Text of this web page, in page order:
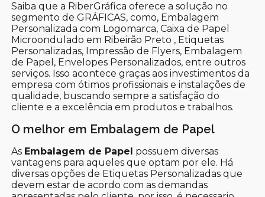
Saiba que a RiberGráfica oferece a solução no
segmento de GRÁFICAS, como, Embalagem
Personalizada com Logomarca, Caixa de Papel
Microondulado em Ribeirão Preto , Etiquetas
Personalizadas, Impressão de Flyers, Embalagem
de Papel, Envelopes Personalizados, entre outros
serviços. Isso acontece graças aos investimentos da
empresa com ótimos profissionais e instalações de
qualidade, buscando sempre a satisfação do
cliente e a excelência em produtos e trabalhos.
O melhor em Embalagem de Papel
As Embalagem de Papel possuem diversas
vantagens para aqueles que optam por ele. Há
diversas opções de Etiquetas Personalizadas que
devem estar de acordo com as demandas